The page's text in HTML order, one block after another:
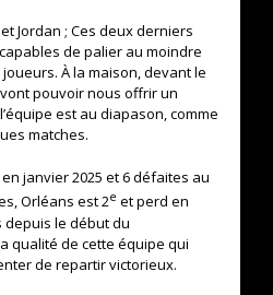
Jordan ; Ces deux derniers
de palier au moindre
À la maison, devant le
pouvoir nous offrir un
est au diapason, comme
matches.
janvier 2025 et 6 défaites au
Orléans est 2e et perd en
depuis le début du
qualité de cette équipe qui
de repartir victorieux.